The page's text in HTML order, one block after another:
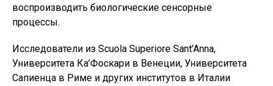
воспроизводить биологические сенсорные
процессы.
Исследователи из Scuola Superiore Sant’Anna,
Университета Ка’Фоскари в Венеции, Университета
Сапиенца в Риме и других институтов в Италии